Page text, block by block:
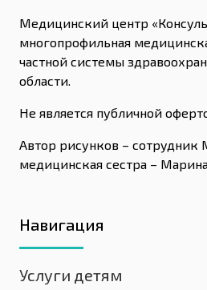
Медицинский центр
многопрофильная
частной системы
области.
Не является публичной
Автор рисунков – сотрудник
медицинская сестра –
Навигация
Услуги детям